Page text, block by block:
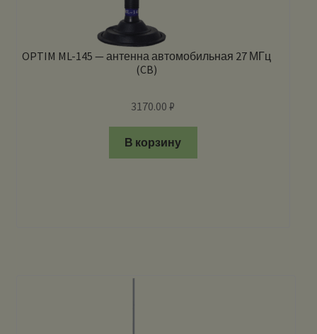
OPTIM ML-145 — антенна автомобильная 27 МГц
(CB)
3170.00₽
В корзину